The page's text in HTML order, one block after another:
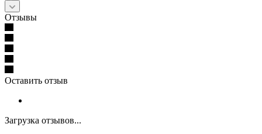
Отзывы
Оставить отзыв
Загрузка отзывов...